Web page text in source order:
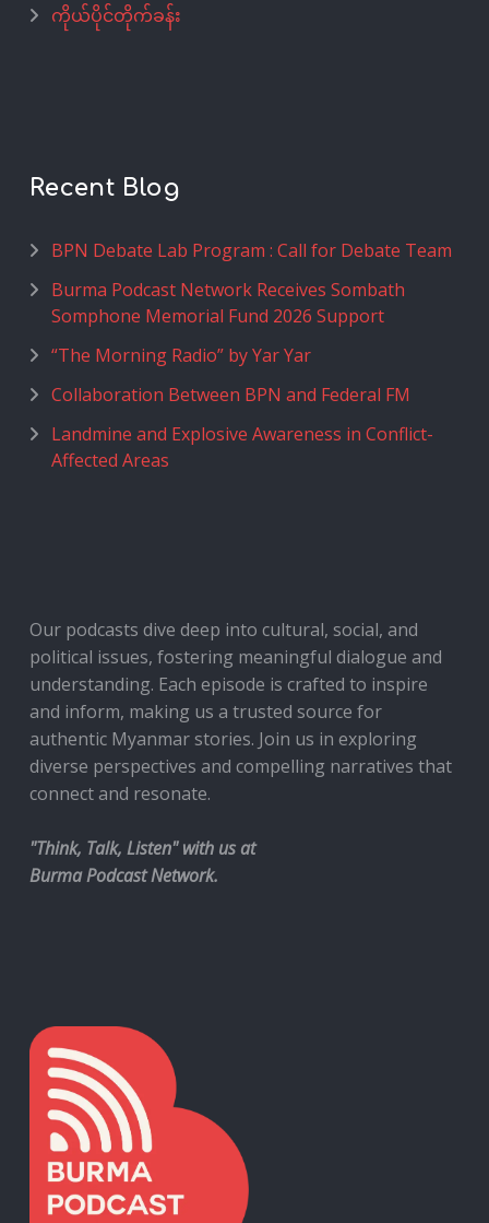
ကိုယ်ပိုင်တိုက်ခန်း
Recent Blog
BPN Debate Lab Program : Call for Debate Team
Burma Podcast Network Receives Sombath
Somphone Memorial Fund 2026 Support
“The Morning Radio” by Yar Yar
Collaboration Between BPN and Federal FM
Landmine and Explosive Awareness in Conflict-
Affected Areas
Our podcasts dive deep into cultural, social, and
political issues, fostering meaningful dialogue and
understanding. Each episode is crafted to inspire
and inform, making us a trusted source for
authentic Myanmar stories. Join us in exploring
diverse perspectives and compelling narratives that
connect and resonate.
"Think, Talk, Listen" with us at
Burma Podcast Network.